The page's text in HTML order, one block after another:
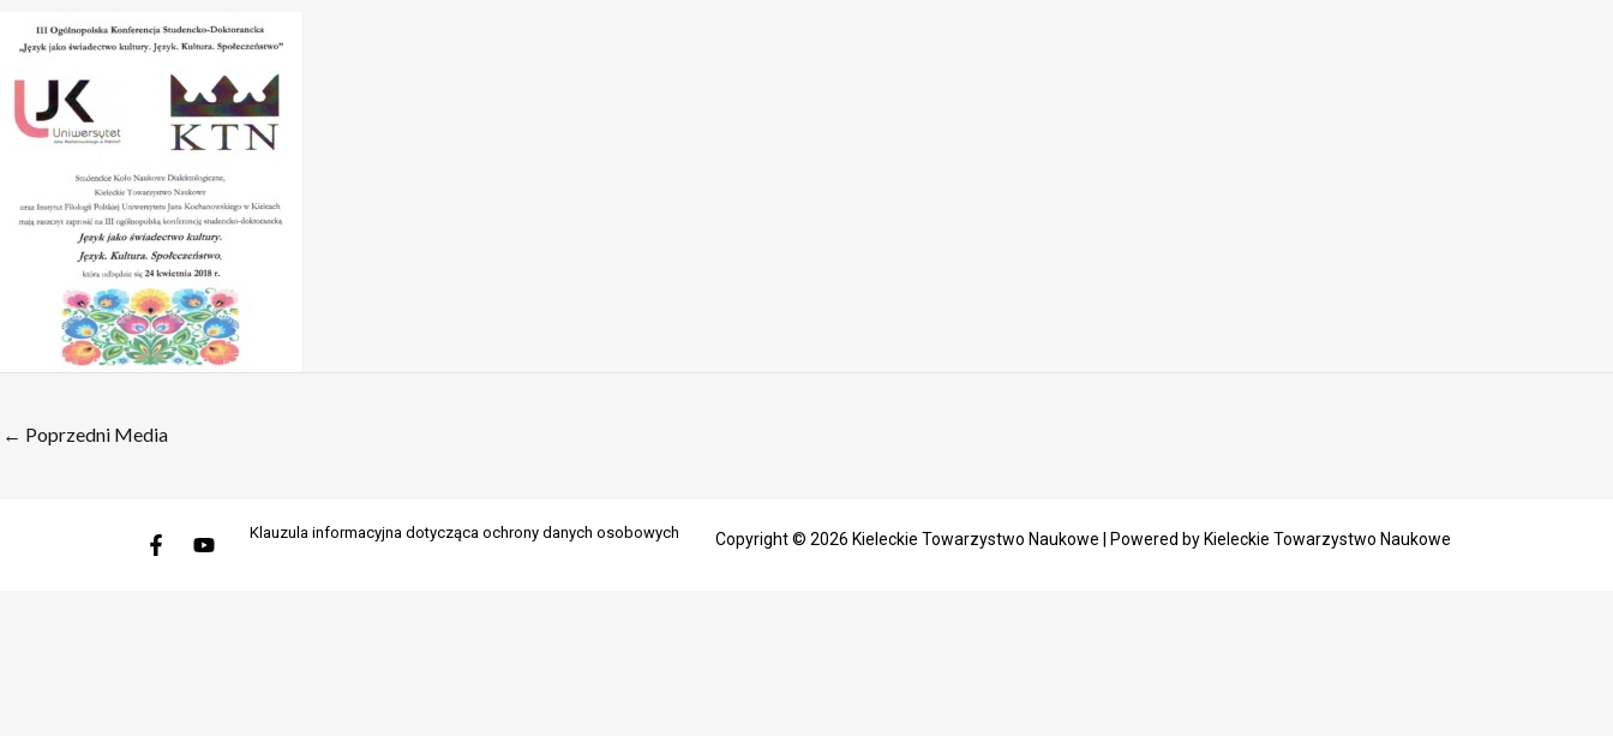
← Poprzedni Media
Facebook-
f
YoutubeKlauzula informacyjna dotycząca ochrony danych osobowych Copyright © 2026 Kieleckie Towarzystwo Naukowe | Powered by Kieleckie Towarzystwo Naukowe